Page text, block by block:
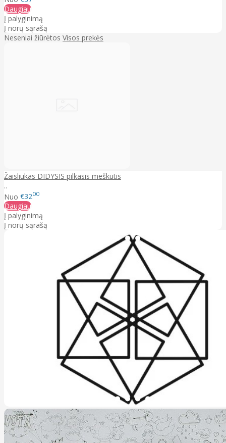
Daugiau
Į palyginimą
Į norų sąrašą
Neseniai žiūrėtos Visos prekės
Žaisliukas DIDYSIS pilkasis meškutis
..
Nuo €3200
Daugiau
Į palyginimą
Į norų sąrašą